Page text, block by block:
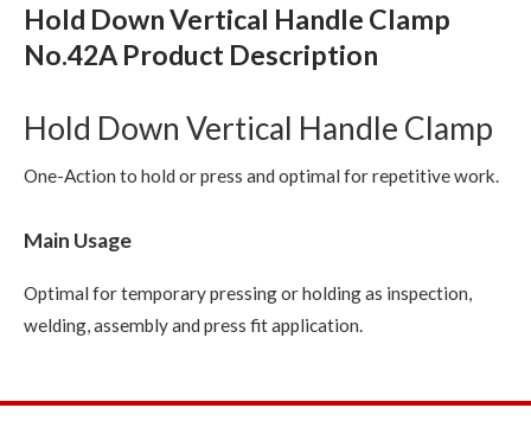
Hold Down Vertical Handle Clamp
No.42A Product Description
Hold Down Vertical Handle Clamp
One-Action to hold or press and optimal for repetitive work.
Main Usage
Optimal for temporary pressing or holding as inspection,
welding, assembly and press fit application.